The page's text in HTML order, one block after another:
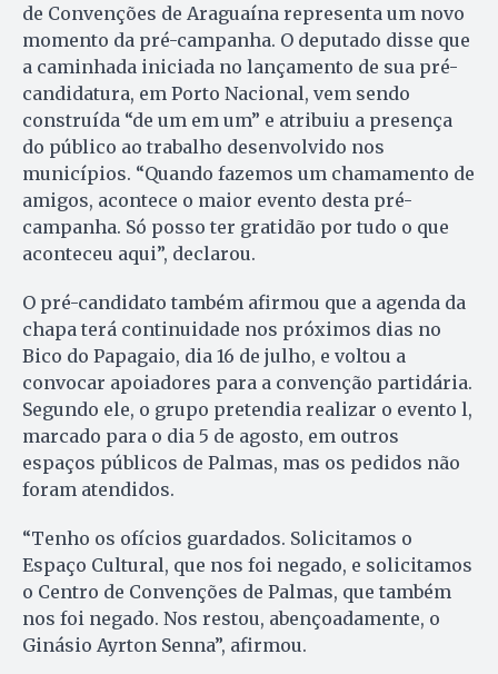
de Convenções de Araguaína representa um novo
momento da pré-campanha. O deputado disse que
a caminhada iniciada no lançamento de sua pré-
candidatura, em Porto Nacional, vem sendo
construída “de um em um” e atribuiu a presença
do público ao trabalho desenvolvido nos
municípios. “Quando fazemos um chamamento de
amigos, acontece o maior evento desta pré-
campanha. Só posso ter gratidão por tudo o que
aconteceu aqui”, declarou.
O pré-candidato também afirmou que a agenda da
chapa terá continuidade nos próximos dias no
Bico do Papagaio, dia 16 de julho, e voltou a
convocar apoiadores para a convenção partidária.
Segundo ele, o grupo pretendia realizar o evento l,
marcado para o dia 5 de agosto, em outros
espaços públicos de Palmas, mas os pedidos não
foram atendidos.
“Tenho os ofícios guardados. Solicitamos o
Espaço Cultural, que nos foi negado, e solicitamos
o Centro de Convenções de Palmas, que também
nos foi negado. Nos restou, abençoadamente, o
Ginásio Ayrton Senna”, afirmou.